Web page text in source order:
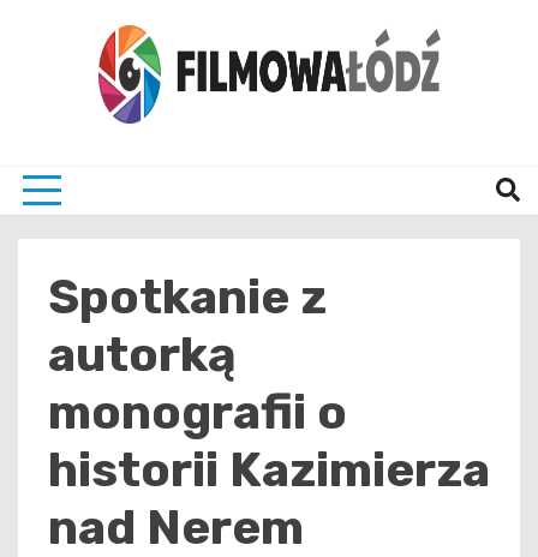
Spotkanie z
autorką
monografii o
historii Kazimierza
nad Nerem